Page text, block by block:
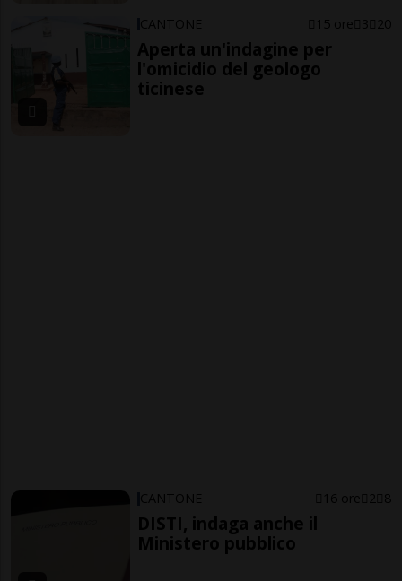
CANTONE 15 ore 3 20
Aperta un'indagine per
l'omicidio del geologo
ticinese
CANTONE 16 ore 2 8
DISTI, indaga anche il
Ministero pubblico